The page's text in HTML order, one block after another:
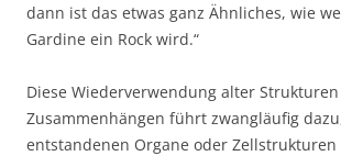
dann ist das etwas ganz Ähnliches, wie
Gardine ein Rock wird.“
Diese Wiederverwendung alter
Zusammenhängen führt zwangläufig
entstandenen Organe oder